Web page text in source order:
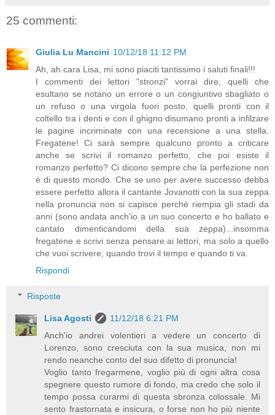
25 commenti:
Giulia Lu Mancini 10/12/18 11:12 PM
Ah, ah cara Lisa, mi sono piaciti tantissimo i saluti finali!!!
I commenti dei lettori "stronzi" vorrai dire, quelli che
esultano se notano un errore o un congiuntivo sbagliato o
un refuso o una virgola fuori posto, quelli pronti con il
coltello tra i denti e con il ghigno disumano pronti a infilzare
le pagine incriminate con una recensione a una stella.
Fregatene! Ci sarà sempre qualcuno pronto a criticare
anche se scrivi il romanzo perfetto, che poi esiste il
romanzo perfetto? Ci dicono sempre che la perfezione non
è di questo mondo. Che se uno per avere successo debba
essere perfetto allora il cantante Jovanotti con la sua zeppa
nella pronuncia non si capisce perchè riempia gli stadi da
anni (sono andata anch'io a un suo concerto e ho ballato e
cantato dimenticandomi della sua zeppa)...insomma
fregatene e scrivi senza pensare ai lettori, ma solo a quello
che vuoi scrivere, quando trovi il tempo e quando ti va.
Rispondi
Risposte
Lisa Agosti
11/12/18 6:21 PM
Anch'io andrei volentieri a vedere un concerto di
Lorenzo, sono cresciuta con la sua musica, non mi
rendo neanche conto del suo difetto di pronuncia!
Voglio tanto fregarmene, voglio più di ogni altra cosa
spegnere questo rumore di fondo, ma credo che solo il
tempo possa curarmi di questa sbronza colossale. Mi
sento frastornata e insicura, o forse non ho più niente